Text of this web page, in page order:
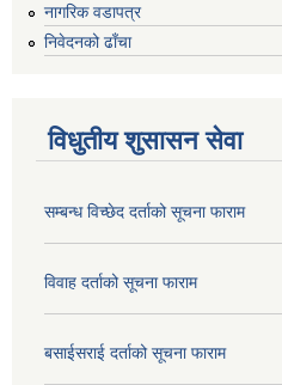
नागरिक वडापत्र
निवेदनको ढाँचा
विधुतीय शुसासन सेवा
सम्बन्ध विच्छेद दर्ताको सूचना फाराम
विवाह दर्ताको सूचना फाराम
बसाईसराई दर्ताको सूचना फाराम